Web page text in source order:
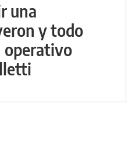
una
y todo
operativo